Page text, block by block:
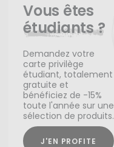
Vous êtes
étudiants ?
Demandez votre
carte privilège
étudiant, totalement
gratuite et
bénéficiez de -15%
toute l'année sur une
sélection de produits.
J'EN PROFITE